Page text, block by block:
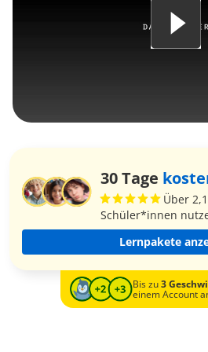
30 Tage
Über
Schüler*innen
Lernpakete
Bis zu3
einem Account